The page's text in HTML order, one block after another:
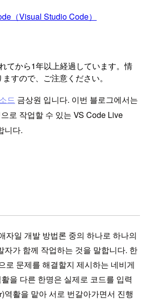
（Visual Studio Code）
てから1年以上経過しています。情
すので、ご注意ください。
드 금상원 입니다. 이번 블로그에서는
로 작업할 수 있는 VS Code Live
니다.
자일 개발 방법론 중의 하나로 하나의
자가 함께 작업하는 것을 말합니다. 한
로 문제를 해결할지 제시하는 네비게
을 다른 한명은 실제로 코드를 입력
역활을 맡아 서로 번갈아가면서 진행